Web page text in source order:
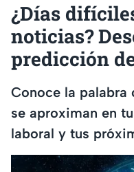
¿Días
noticias?
predicción
Conoce la palabra
se aproximan en
laboral y tus